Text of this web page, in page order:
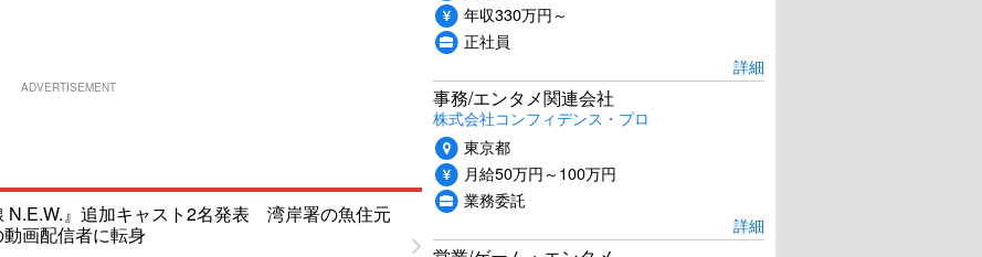
ADVERTISEMENT
N.E.W.』追加キャスト2名発表 湾岸署の魚住元
画配信者に転身
年収330万円～
正社員
詳細
事務/エンタメ関連会社
株式会社コンフィデンス・プロ
東京都
月給50万円～100万円
業務委託
詳細